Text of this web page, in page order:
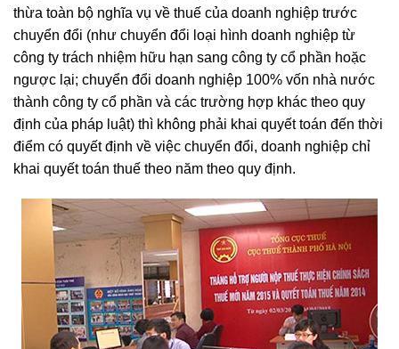
thừa toàn bộ nghĩa vụ về thuế của doanh nghiệp trước
chuyển đổi (như chuyển đổi loại hình doanh nghiệp từ
công ty trách nhiệm hữu hạn sang công ty cổ phần hoặc
ngược lại; chuyển đổi doanh nghiệp 100% vốn nhà nước
thành công ty cổ phần và các trường hợp khác theo quy
định của pháp luật) thì không phải khai quyết toán đến thời
điểm có quyết định về việc chuyển đổi, doanh nghiệp chỉ
khai quyết toán thuế theo năm theo quy định.